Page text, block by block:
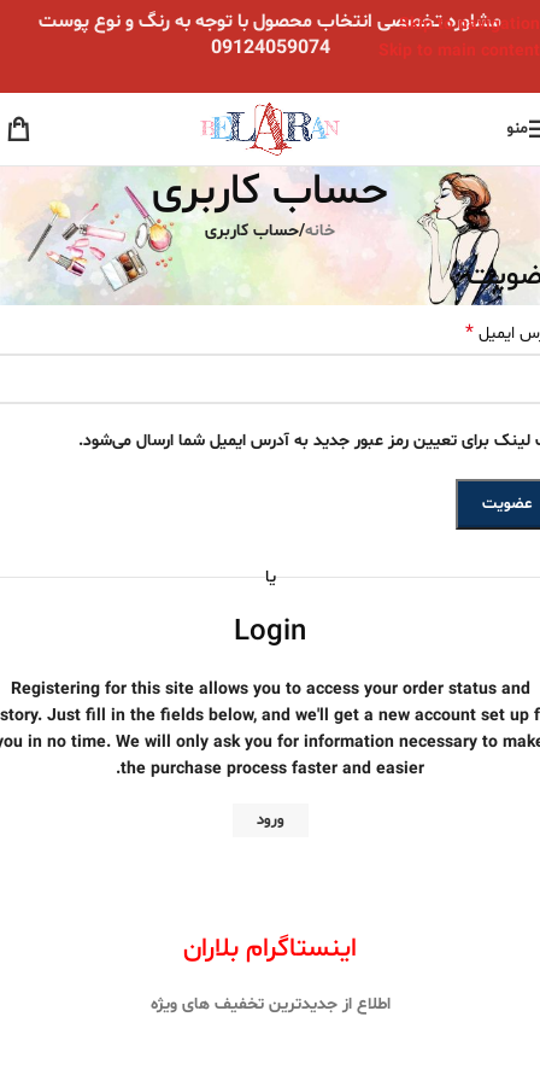
Skip to navigation
Skip to main content
مشاوره تخصصی انتخاب محصول با توجه به رنگ و نوع پوست
09124059074
منو
حساب کاربری
خانه/حساب کاربری
ایمیل *
برای تعیین رمز عبور جدید به آدرس ایمیل شما ارسال می‌شود.
عضویت
یا
Login
Registering for this site allows you to access your order status and
Just fill in the fields below, and we'll get a new account set up
in no time. We will only ask you for information necessary to
the purchase process faster and easier.
ورود
اینستاگرام بلاران
اطلاع از جدیدترین تخفیف های ویژه